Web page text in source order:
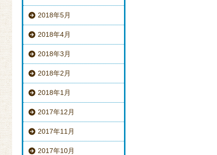
2018年5月
2018年4月
2018年3月
2018年2月
2018年1月
2017年12月
2017年11月
2017年10月